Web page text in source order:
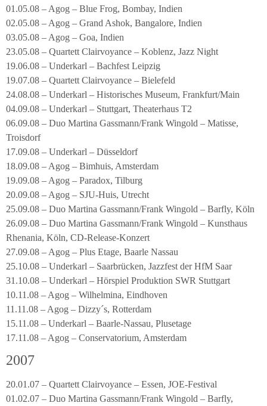
01.05.08 – Agog – Blue Frog, Bombay, Indien
02.05.08 – Agog – Grand Ashok, Bangalore, Indien
03.05.08 – Agog – Goa, Indien
23.05.08 – Quartett Clairvoyance – Koblenz, Jazz Night
19.06.08 – Underkarl – Bachfest Leipzig
19.07.08 – Quartett Clairvoyance – Bielefeld
24.08.08 – Underkarl – Historisches Museum, Frankfurt/Main
04.09.08 – Underkarl – Stuttgart, Theaterhaus T2
06.09.08 – Duo Martina Gassmann/Frank Wingold – Matisse,
Troisdorf
17.09.08 – Underkarl – Düsseldorf
18.09.08 – Agog – Bimhuis, Amsterdam
19.09.08 – Agog – Paradox, Tilburg
20.09.08 – Agog – SJU-Huis, Utrecht
25.09.08 – Duo Martina Gassmann/Frank Wingold – Barfly, Köln
26.09.08 – Duo Martina Gassmann/Frank Wingold – Kunsthaus
Rhenania, Köln, CD-Release-Konzert
27.09.08 – Agog – Plus Etage, Baarle Nassau
25.10.08 – Underkarl – Saarbrücken, Jazzfest der HfM Saar
31.10.08 – Underkarl – Hörspiel Produktion SWR Stuttgart
10.11.08 – Agog – Wilhelmina, Eindhoven
11.11.08 – Agog – Dizzy´s, Rotterdam
15.11.08 – Underkarl – Baarle-Nassau, Plusetage
17.11.08 – Agog – Conservatorium, Amsterdam
2007
20.01.07 – Quartett Clairvoyance – Essen, JOE-Festival
01.02.07 – Duo Martina Gassmann/Frank Wingold – Barfly,